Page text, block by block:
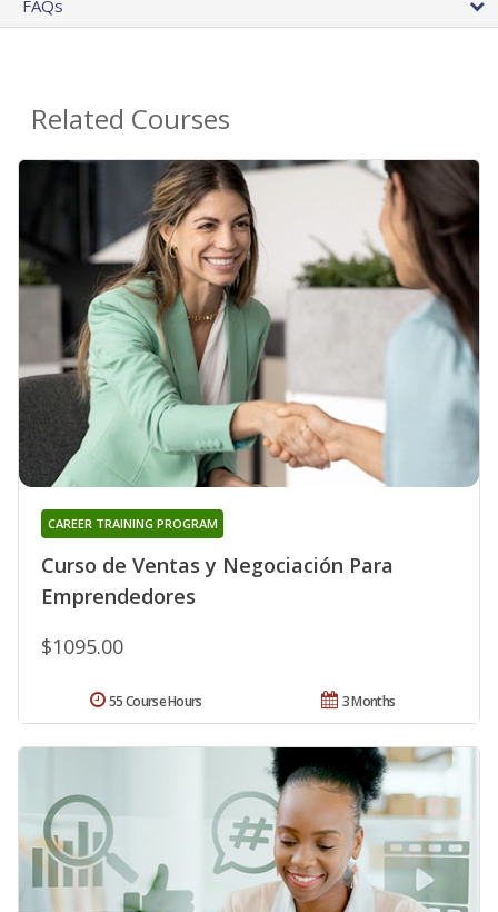
FAQs
Related Courses
Curso de Ventas y Negociación Para
Emprendedores
CAREER TRAINING PROGRAM
$1095.00
3 Months
55 Course Hours